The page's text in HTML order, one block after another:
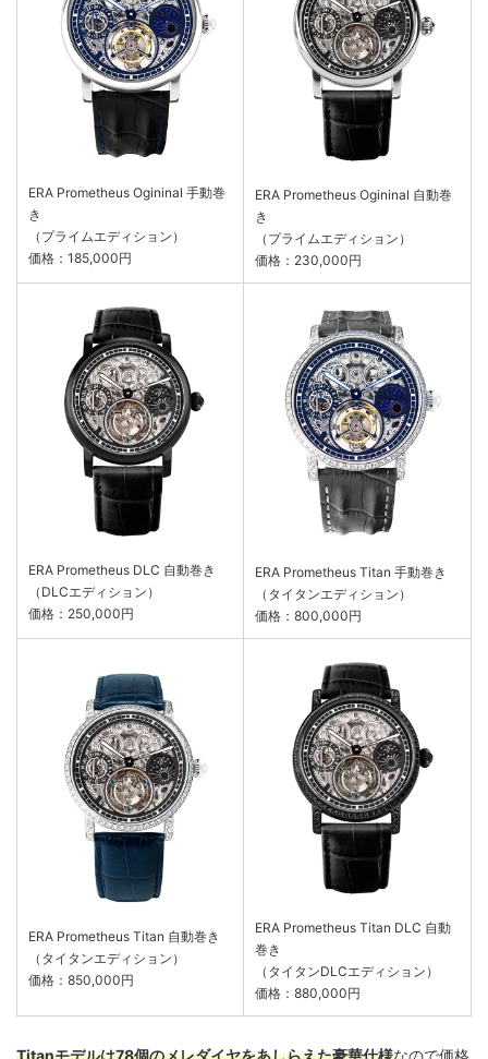
ERA Prometheus Ogininal 手動巻
き
（プライムエディション）
価格：185,000円
ERA Prometheus Ogininal 自動巻
き
（プライムエディション）
価格：230,000円
ERA Prometheus DLC 自動巻き
（DLCエディション）
価格：250,000円
ERA Prometheus Titan 手動巻き
（タイタンエディション）
価格：800,000円
ERA Prometheus Titan 自動巻き
（タイタンエディション）
価格：850,000円
ERA Prometheus Titan DLC 自動
巻き
（タイタンDLCエディション）
価格：880,000円
Titanモデルは78個のメレダイヤをあしらえた豪華仕様なので価格